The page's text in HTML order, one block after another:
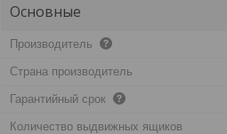
Основные
Производитель
Страна производитель
Гарантийный срок
Количество выдвижных ящиков